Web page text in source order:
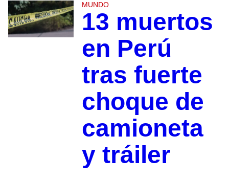
MUNDO
13 muertos
en Perú
tras fuerte
choque de
camioneta
y tráiler